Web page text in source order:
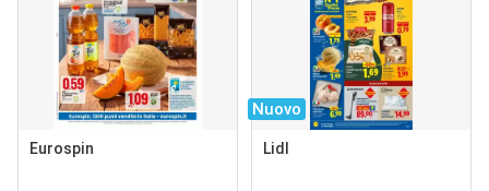
Eurospin
Nuovo
Lidl